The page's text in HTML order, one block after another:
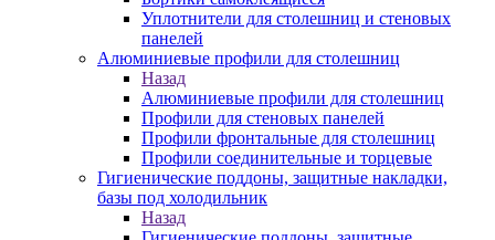
Уплотнители для столешниц и стеновых
панелей
Алюминиевые профили для столешниц
Назад
Алюминиевые профили для столешниц
Профили для стеновых панелей
Профили фронтальные для столешниц
Профили соединительные и торцевые
Гигиенические поддоны, защитные накладки,
базы под холодильник
Назад